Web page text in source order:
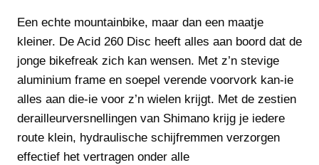
Een echte mountainbike, maar dan een maatje
kleiner. De Acid 260 Disc heeft alles aan boord dat de
jonge bikefreak zich kan wensen. Met z’n stevige
aluminium frame en soepel verende voorvork kan-ie
alles aan die-ie voor z’n wielen krijgt. Met de zestien
derailleurversnellingen van Shimano krijg je iedere
route klein, hydraulische schijfremmen verzorgen
effectief het vertragen onder alle